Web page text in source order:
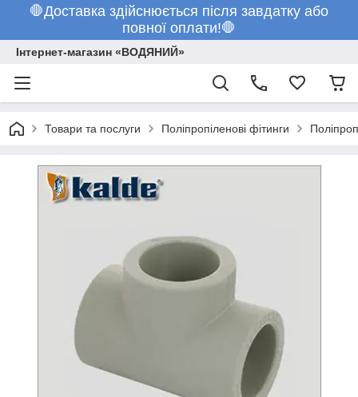
🛑Доставка здійснюється після завдатку або
повної оплати!🛑
Інтернет-магазин «ВОДЯНИЙ»
Товари та послуги Поліпропіленові фітинги